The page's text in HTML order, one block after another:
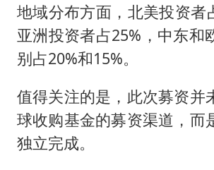
地域分布方面，北美投资者
亚洲投资者占25%，中东和
别占20%和15%。
值得关注的是，此次募资并
球收购基金的募资渠道，而
独立完成。